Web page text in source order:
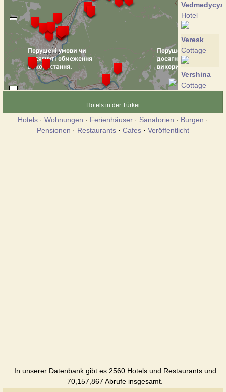
Vedmedycya
Hotel
Veresk
Cottage
Vershina
Cottage
Karpatah
Cottage
Hotel
Hotels in der Türkei
Hotels · Wohnungen · Ferienhäuser · Sanatorien · Burgen ·
Pensionen · Restaurants · Cafes · Veröffentlicht
In unserer Datenbank gibt es 2560 Hotels und Restaurants und
70,157,867 Abrufe insgesamt.